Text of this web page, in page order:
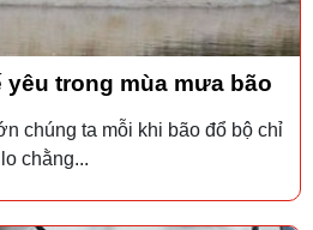
yêu trong mùa mưa bão
chúng ta mỗi khi bão đổ bộ chỉ
lo chằng...